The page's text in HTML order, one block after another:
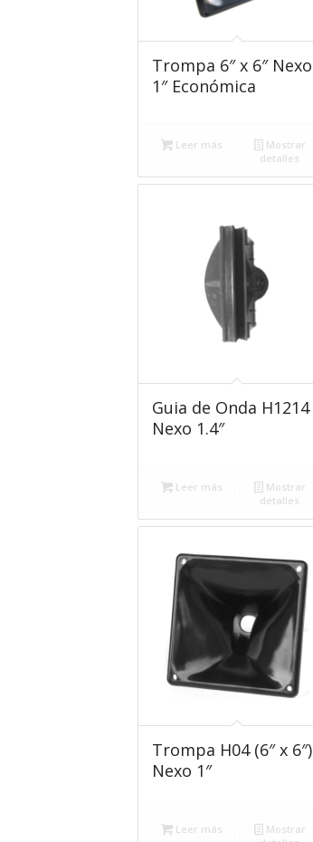
Trompa 6″ x 6″ Nexo
1″ Económica
Leer más
Mostrar
detalles
Guia de Onda H1214
Nexo 1.4″
Leer más
Mostrar
detalles
Trompa H04 (6″ x 6″)
Nexo 1″
Leer más
Mostrar